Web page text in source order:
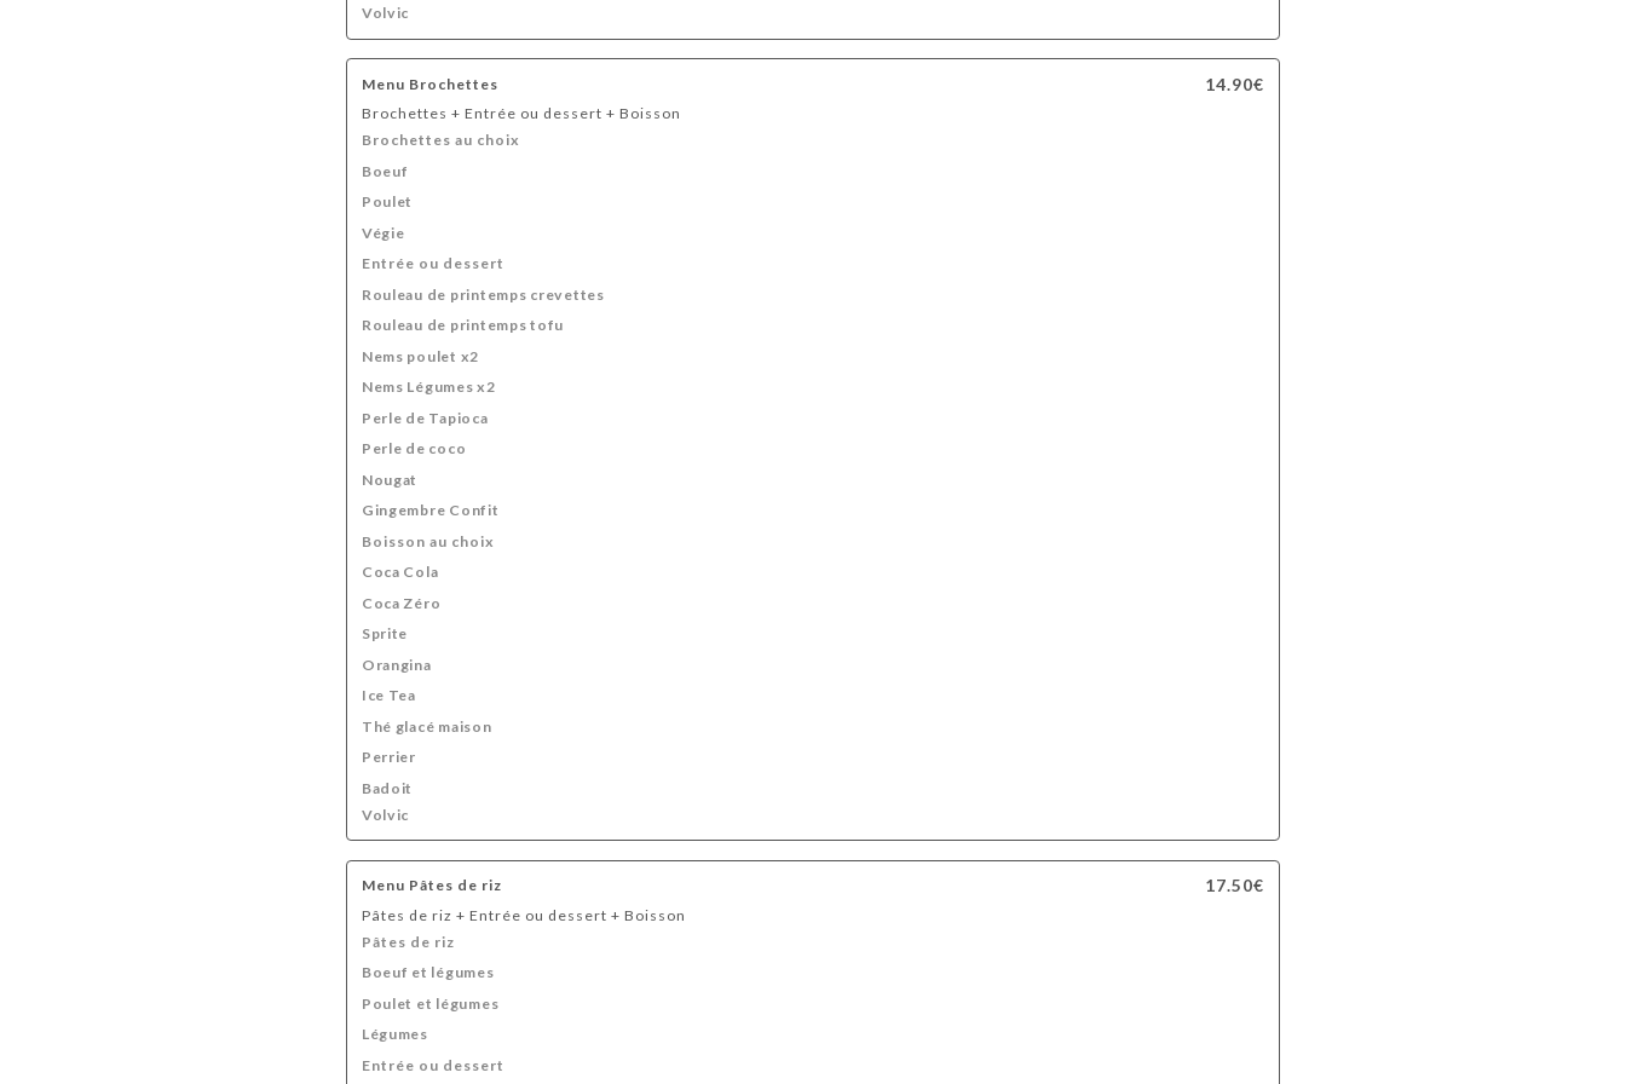
Volvic
Menu Brochettes 14.90€
Brochettes + Entrée ou dessert + Boisson
Brochettes au choix
Boeuf
Poulet
Végie
Entrée ou dessert
Rouleau de printemps crevettes
Rouleau de printemps tofu
Nems poulet x2
Nems Légumes x2
Perle de Tapioca
Perle de coco
Nougat
Gingembre Confit
Boisson au choix
Coca Cola
Coca Zéro
Sprite
Orangina
Ice Tea
Thé glacé maison
Perrier
Badoit
Volvic
Menu Pâtes de riz 17.50€
Pâtes de riz + Entrée ou dessert + Boisson
Pâtes de riz
Boeuf et légumes
Poulet et légumes
Légumes
Entrée ou dessert